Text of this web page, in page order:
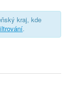
kraj, kde
.